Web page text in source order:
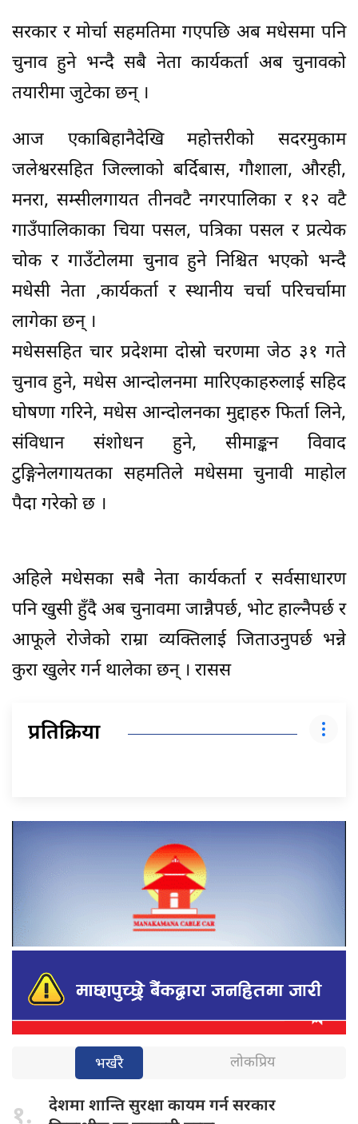
सरकार र मोर्चा सहमतिमा गएपछि अब मधेसमा पनि
चुनाव हुने भन्दै सबै नेता कार्यकर्ता अब चुनावको
तयारीमा जुटेका छन् ।
आज एकाबिहानैदेखि महोत्तरीको सदरमुकाम
जलेश्वरसहित जिल्लाको बर्दिबास, गौशाला, औरही,
मनरा, सम्सीलगायत तीनवटै नगरपालिका र १२ वटै
गाउँपालिकाका चिया पसल, पत्रिका पसल र प्रत्येक
चोक र गाउँटोलमा चुनाव हुने निश्चित भएको भन्दै
मधेसी नेता ,कार्यकर्ता र स्थानीय चर्चा परिचर्चामा
लागेका छन् ।
मधेससहित चार प्रदेशमा दोस्रो चरणमा जेठ ३१ गते
चुनाव हुने, मधेस आन्दोलनमा मारिएकाहरुलाई सहिद
घोषणा गरिने, मधेस आन्दोलनका मुद्दाहरु फिर्ता लिने,
संविधान संशोधन हुने, सीमाङ्कन विवाद
टुङ्गिनेलगायतका सहमतिले मधेसमा चुनावी माहोल
पैदा गरेको छ ।
अहिले मधेसका सबै नेता कार्यकर्ता र सर्वसाधारण
पनि खुसी हुँदै अब चुनावमा जान्नैपर्छ, भोट हाल्नैपर्छ र
आफूले रोजेको राम्रा व्यक्तिलाई जिताउनुपर्छ भन्ने
कुरा खुलेर गर्न थालेका छन् । रासस
प्रतिक्रिया
भर्खरै लोकप्रिय
१. देशमा शान्तिसुरक्षा कायम गर्न सरकार